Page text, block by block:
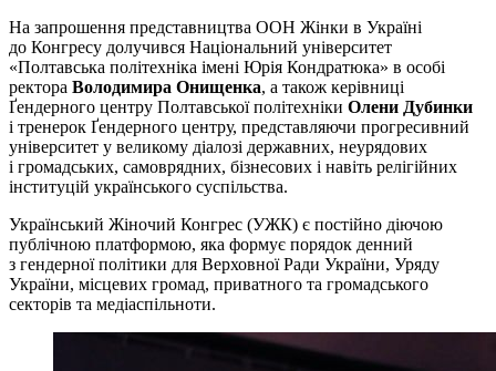
На запрошення представництва ООН Жінки в Україні
до Конгресу долучився Національний університет
«Полтавська політехніка імені Юрія Кондратюка» в особі
ректора Володимира Онищенка, а також керівниці
Ґендерного центру Полтавської політехніки Олени Дубинки
і тренерок Ґендерного центру, представляючи прогресивний
університет у великому діалозі державних, неурядових
і громадських, самоврядних, бізнесових і навіть релігійних
інституцій українського суспільства.
Український Жіночий Конгрес (УЖК) є постійно діючою
публічною платформою, яка формує порядок денний
з гендерної політики для Верховної Ради України, Уряду
України, місцевих громад, приватного та громадського
секторів та медіаспільноти.